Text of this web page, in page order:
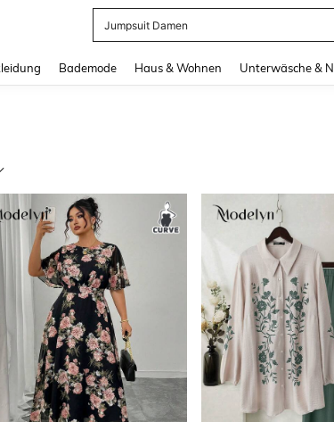
Jumpsuit Damen
Bademode Haus & Wohnen Unterwäsche &